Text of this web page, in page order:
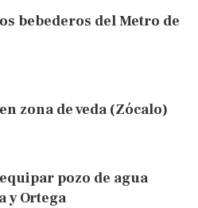
bebederos del Metro de
zona de veda (Zócalo)
pozo de agua
y Ortega